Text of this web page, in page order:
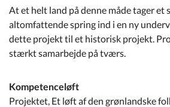
At et helt land på denne måde tager et
altomfattende spring ind i en ny
dette projekt til et historisk projekt.
stærkt samarbejde på tværs.
Kompetenceløft
Projektet, Et løft af den grønlandske